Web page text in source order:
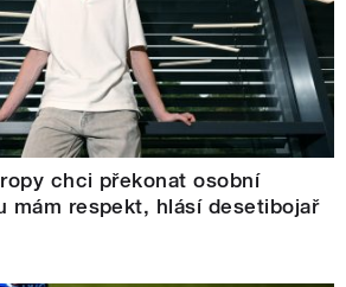
chci překonat osobní
mám respekt, hlásí desetibojař